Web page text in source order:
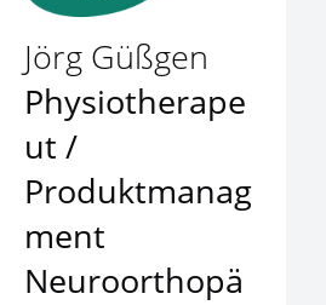
Jörg Güßgen
Physiotherape
ut /
Produktmanag
ment
Neuroorthopä